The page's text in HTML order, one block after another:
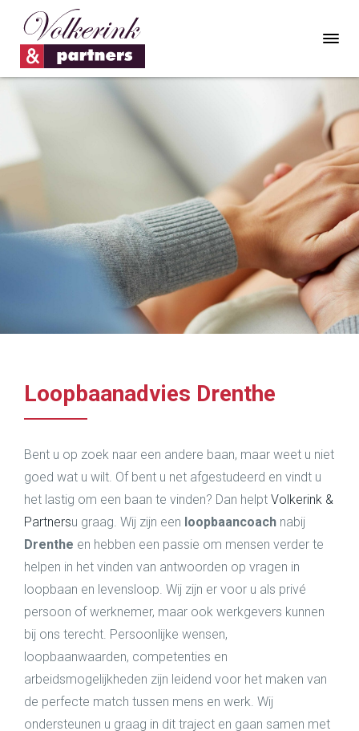
Loopbaanadvies Drenthe
Bent u op zoek naar een andere baan, maar weet u niet
goed wat u wilt. Of bent u net afgestudeerd en vindt u
het lastig om een baan te vinden? Dan helpt Volkerink &
Partnersu graag. Wij zijn een loopbaancoach nabij
Drenthe en hebben een passie om mensen verder te
helpen in het vinden van antwoorden op vragen in
loopbaan en levensloop. Wij zijn er voor u als privé
persoon of werknemer, maar ook werkgevers kunnen
bij ons terecht. Persoonlijke wensen,
loopbaanwaarden, competenties en
arbeidsmogelijkheden zijn leidend voor het maken van
de perfecte match tussen mens en werk. Wij
ondersteunen u graag in dit traject en gaan samen met